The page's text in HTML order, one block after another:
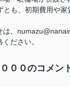
とも、初期費用や
は、
ださい。
００のコメン